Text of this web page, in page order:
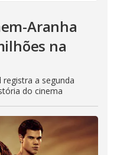
Aranha
na
a segunda
do cinema